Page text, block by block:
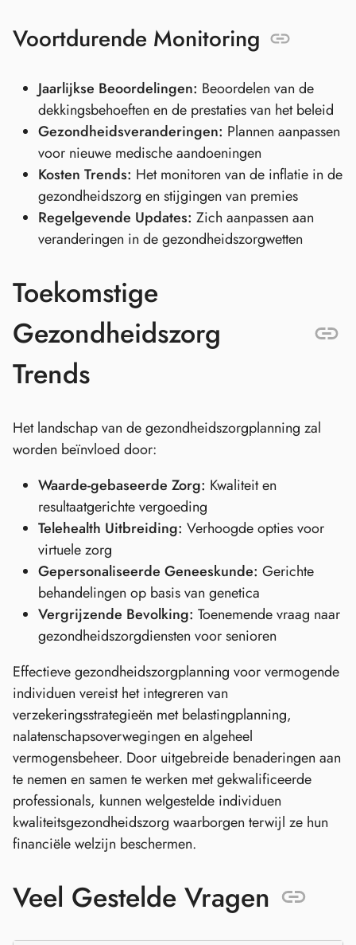
Voortdurende Monitoring
Jaarlijkse Beoordelingen: Beoordelen van de
dekkingsbehoeften en de prestaties van het beleid
Gezondheidsveranderingen: Plannen aanpassen
voor nieuwe medische aandoeningen
Kosten Trends: Het monitoren van de inflatie in de
gezondheidszorg en stijgingen van premies
Regelgevende Updates: Zich aanpassen aan
veranderingen in de gezondheidszorgwetten
Toekomstige
Gezondheidszorg
Trends
Het landschap van de gezondheidszorgplanning zal
worden beïnvloed door:
Waarde-gebaseerde Zorg: Kwaliteit en
resultaatgerichte vergoeding
Telehealth Uitbreiding: Verhoogde opties voor
virtuele zorg
Gepersonaliseerde Geneeskunde: Gerichte
behandelingen op basis van genetica
Vergrijzende Bevolking: Toenemende vraag naar
gezondheidszorgdiensten voor senioren
Effectieve gezondheidszorgplanning voor vermogende
individuen vereist het integreren van
verzekeringsstrategieën met belastingplanning,
nalatenschapsoverwegingen en algeheel
vermogensbeheer. Door uitgebreide benaderingen aan
te nemen en samen te werken met gekwalificeerde
professionals, kunnen welgestelde individuen
kwaliteitsgezondheidszorg waarborgen terwijl ze hun
financiële welzijn beschermen.
Veel Gestelde Vragen